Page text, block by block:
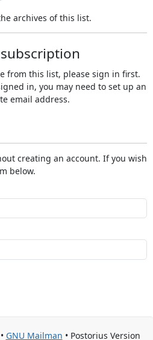
archives of this list.
from this list, please sign in first.
in, you may need to set up an
email address.
creating an account. If you wish
below.
• GNU Mailman • Postorius Version